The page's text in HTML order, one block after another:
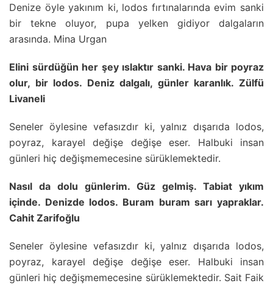
Denize öyle yakınım ki, lodos fırtınalarında evim sanki
bir tekne oluyor, pupa yelken gidiyor dalgaların
arasında. Mina Urgan
Elini sürdüğün her şey ıslaktır sanki. Hava bir poyraz
olur, bir lodos. Deniz dalgalı, günler karanlık. Zülfü
Livaneli
Seneler öylesine vefasızdır ki, yalnız dışarıda lodos,
poyraz, karayel değişe değişe eser. Halbuki insan
günleri hiç değişmemecesine sürüklemektedir.
Nasıl da dolu günlerim. Güz gelmiş. Tabiat yıkım
içinde. Denizde lodos. Buram buram sarı yapraklar.
Cahit Zarifoğlu
Seneler öylesine vefasızdır ki, yalnız dışarıda lodos,
poyraz, karayel değişe değişe eser. Halbuki insan
günleri hiç değişmemecesine sürüklemektedir. Sait Faik